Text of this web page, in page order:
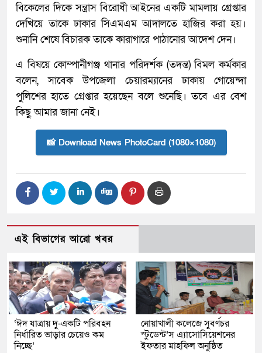
বিকেলের দিকে সন্ত্রাস বিরোধী আইনের একটি মামলায় গ্রেপ্তার
দেখিয়ে তাকে ঢাকার সিএমএম আদালতে হাজির করা হয়।
শুনানি শেষে বিচারক তাকে কারাগারে পাঠানোর আদেশ দেন।
এ বিষয়ে কোম্পানীগঞ্জ থানার পরিদর্শক (তদন্ত) বিমল কর্মকার
বলেন, সাবেক উপজেলা চেয়ারম্যানের ঢাকায় গোয়েন্দা
পুলিশের হাতে গ্রেপ্তার হয়েছেন বলে শুনেছি। তবে এর বেশ
কিছু আমার জানা নেই।
📸 Download News PhotoCard (1080×1080)
এই বিভাগের আরো খবর
‘ঈদ যাত্রায় দু-একটি পরিবহন
নির্ধারিত ভাড়ার চেয়েও কম
নিচ্ছে’
নোয়াখালী কলেজে সুবর্ণচর
স্টুডেন্ট’স এ্যাসোসিয়েশনের
ইফতার মাহফিল অনুষ্ঠিত